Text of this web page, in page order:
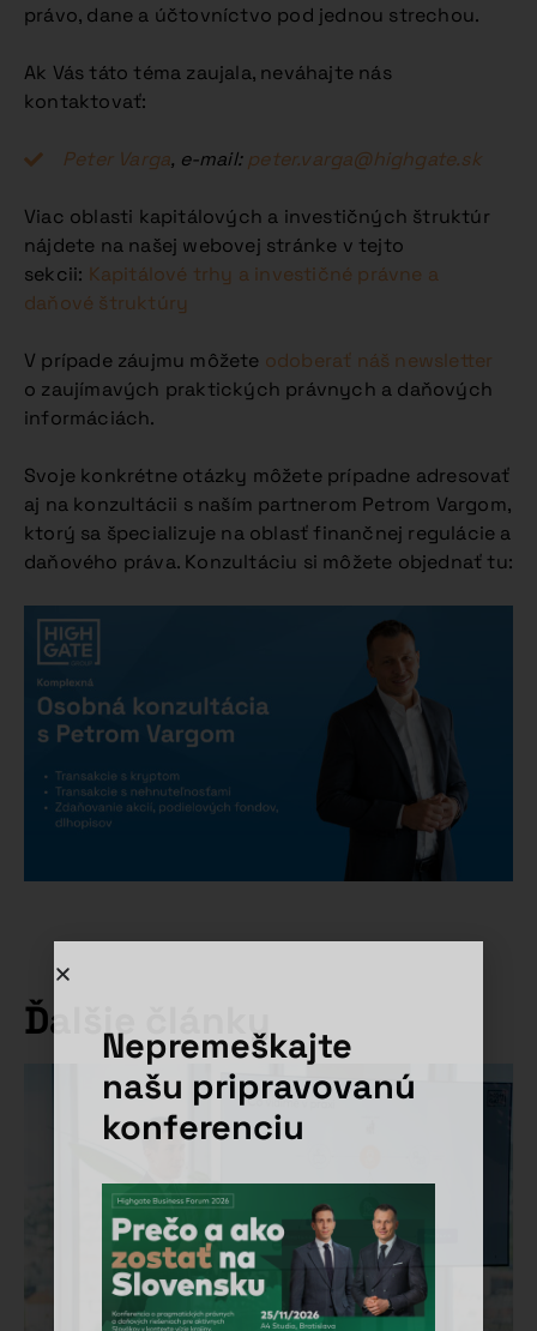
právo, dane a účtovníctvo pod jednou strechou.
Ak Vás táto téma zaujala, neváhajte nás
kontaktovať:
Peter Varga, e-mail: peter.varga@highgate.sk
Viac oblasti kapitálových a investičných štruktúr
nájdete na našej webovej stránke v tejto
sekcii: Kapitálové trhy a investičné právne a
daňové štruktúry
V prípade záujmu môžete odoberať náš newsletter
o zaujímavých praktických právnych a daňových
informáciách.
Svoje konkrétne otázky môžete prípadne adresovať
aj na konzultácii s naším partnerom Petrom Vargom,
ktorý sa špecializuje na oblasť finančnej regulácie a
daňového práva. Konzultáciu si môžete objednať tu:
Ďalšie články
Nepremeškajte
našu pripravovanú
konferenciu